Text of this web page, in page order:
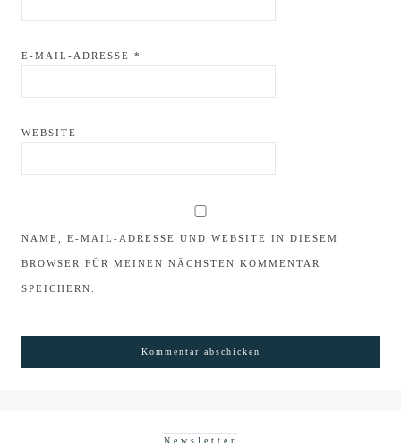
E-MAIL-ADRESSE *
WEBSITE
NAME, E-MAIL-ADRESSE UND WEBSITE IN DIESEM
BROWSER FÜR MEINEN NÄCHSTEN KOMMENTAR
SPEICHERN.
Newsletter